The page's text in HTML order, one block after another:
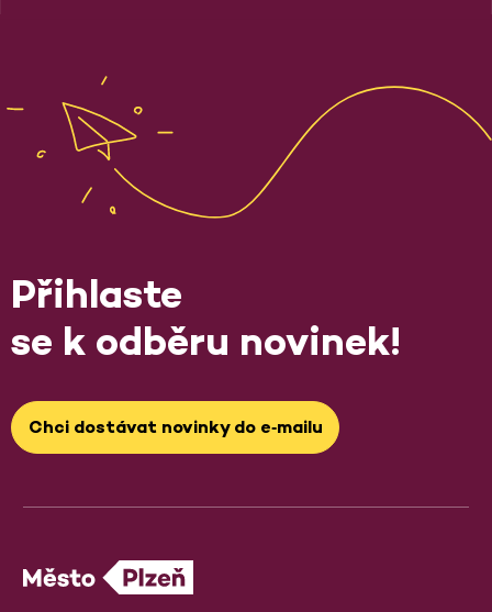
Přihlaste
se k odběru novinek!
Chci dostávat novinky do e‑mailu